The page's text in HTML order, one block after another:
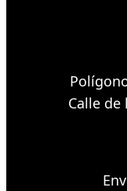
Calle de